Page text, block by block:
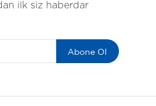
ilk siz haberdar
Abone Ol